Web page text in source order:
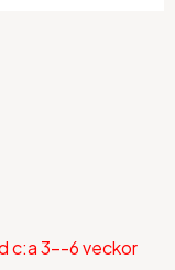
c:a 3--6 veckor